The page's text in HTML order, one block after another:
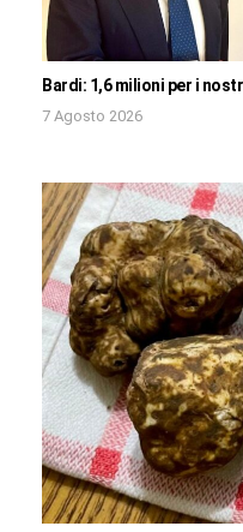
Bardi: 1,6 milioni per i
7 Agosto 2026